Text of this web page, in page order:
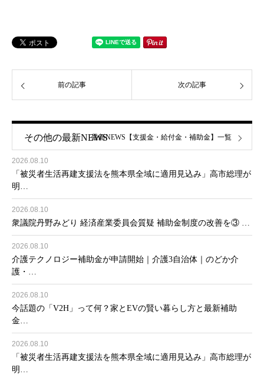
前の記事 次の記事
その他の最新NEWS
2026.08.10
「被災者生活再建支援法を熊本県全域に適用見込み」高市総理が
明…
2026.08.10
衆議院丹野みどり 経済産業委員会質疑 補助金制度の改善を③ …
2026.08.10
介護テクノロジー補助金が申請開始｜介護3自治体｜のどか介
護・…
2026.08.10
今話題の「V2H」って何？家とEVの賢い暮らし方と最新補助
金…
2026.08.10
「被災者生活再建支援法を熊本県全域に適用見込み」高市総理が
明…
最新NEWS【支援金・給付金・補助金】一覧